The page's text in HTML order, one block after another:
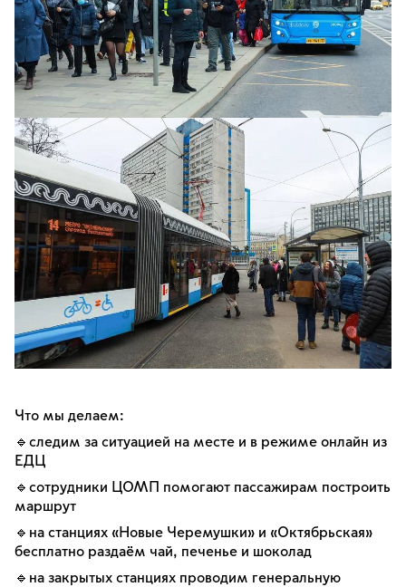
Что мы делаем:
🔹следим за ситуацией на месте и в режиме онлайн из
ЕДЦ
🔹сотрудники ЦОМП помогают пассажирам построить
маршрут
🔹на станциях «Новые Черемушки» и «Октябрьская»
бесплатно раздаём чай, печенье и шоколад
🔹на закрытых станциях проводим генеральную